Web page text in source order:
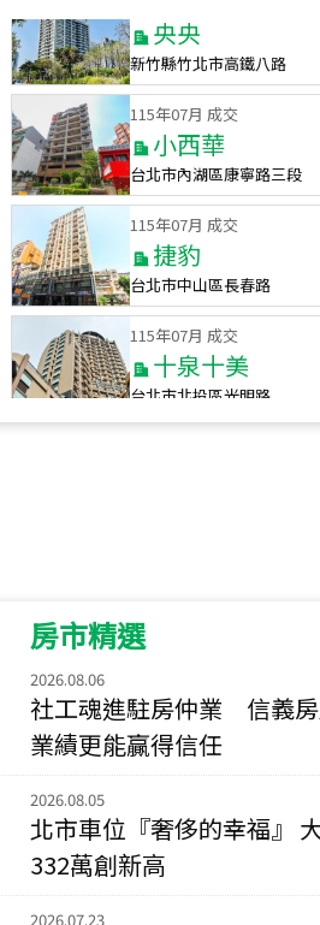
新竹縣竹北市高鐵八路
115年07月 成交
小西華
台北市內湖區康寧路三段
115年07月 成交
捷豹
台北市中山區長春路
115年07月 成交
十泉十美
台北市北投區光明路
115年07月 成交
115
新北市永和區環河西路二段
115年07月 成交
央央
新竹縣竹北市高鐵八路
115年
小西華
房市精選
2026.08.06
社工魂進駐房仲業 信義
業績更能贏得信任
2026.08.05
北市車位『奢侈的幸福』
332萬創新高
2026.07.23